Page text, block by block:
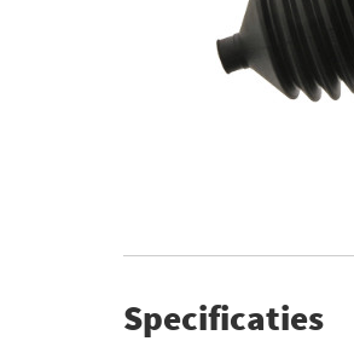
Specificaties